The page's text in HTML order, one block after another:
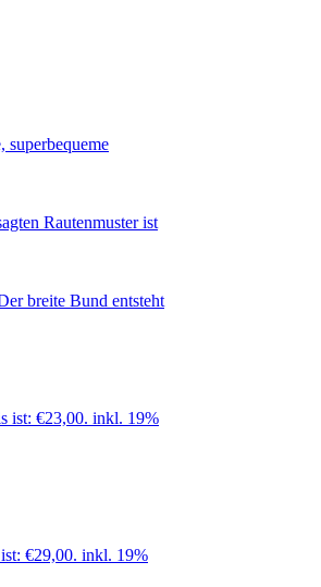
ist: €23,00. inkl. 19%
€29,00. inkl. 19%